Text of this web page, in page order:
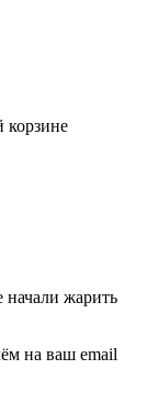
корзине
жарить
на ваш email